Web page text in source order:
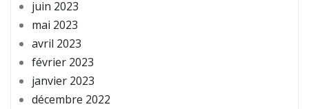
juin 2023
mai 2023
avril 2023
février 2023
janvier 2023
décembre 2022